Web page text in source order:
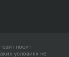
носит
условиях не